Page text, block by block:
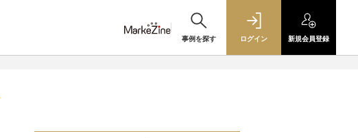
事例を探す ログイン 新規会員登録